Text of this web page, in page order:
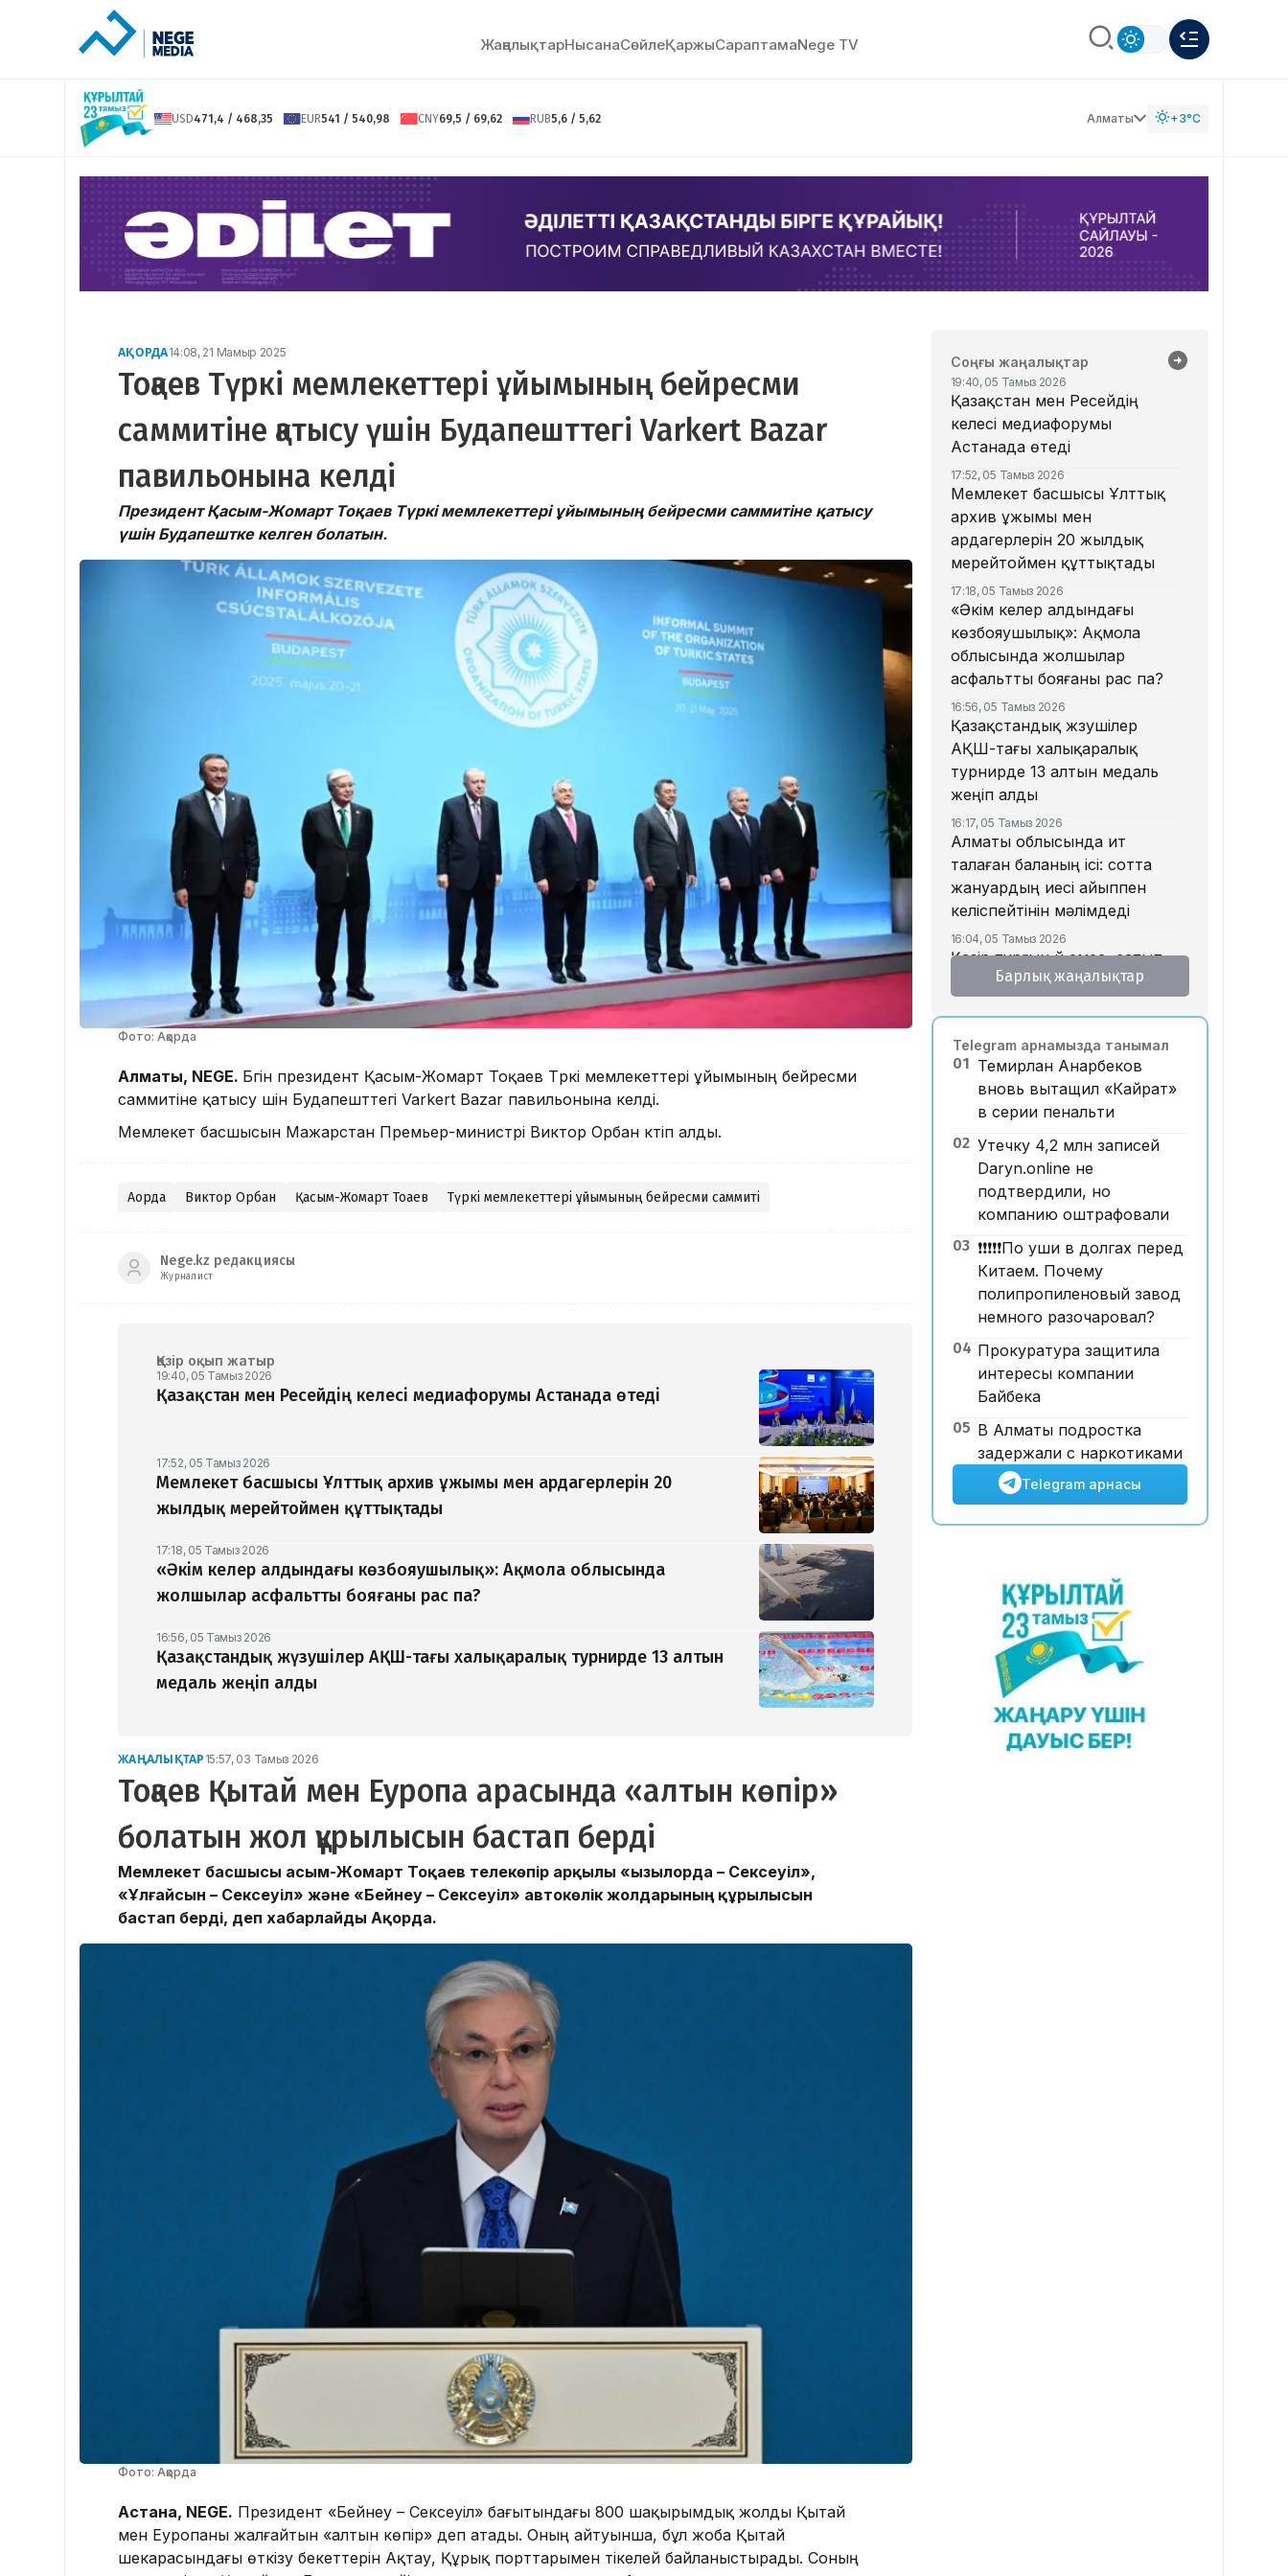
ЖаңалықтарНысанаСөйлeҚаржыСараптамаNege TV
USD471,4 / 468,35 EUR541 / 540,98 CNY69,5 / 69,62 RUB5,6 / 5,62 Алматы +3°C
АҚОРДА14:08, 21 Мамыр 2025
Тоқаев Түркі мемлекеттері ұйымының бейресми
саммитіне қатысу үшін Будапешттегі Varkert Bazar
павильонына келді
Президент Қасым-Жомарт Тоқаев Түркі мемлекеттері ұйымының бейресми саммитіне қатысу
үшін Будапештке келген болатын.
Фото: Ақорда
Алматы, NEGE. Бүгін президент Қасым-Жомарт Тоқаев Түркі мемлекеттері ұйымының бейресми
саммитіне қатысу үшін Будапешттегі Varkert Bazar павильонына келді.
Мемлекет басшысын Мажарстан Премьер-министрі Виктор Орбан күтіп алды.
Ақорда Виктор Орбан Қасым-Жомарт Тоқаев Түркі мемлекеттері ұйымының бейресми саммиті
Nege.kz редакциясы
Журналист
Қазір оқып жатыр
19:40, 05 Тамыз 2026
Қазақстан мен Ресейдің келесі медиафорумы Астанада өтеді
17:52, 05 Тамыз 2026
Мемлекет басшысы Ұлттық архив ұжымы мен ардагерлерін 20
жылдық мерейтоймен құттықтады
17:18, 05 Тамыз 2026
«Әкім келер алдындағы көзбояушылық»: Ақмола облысында
жолшылар асфальтты бояғаны рас па?
16:56, 05 Тамыз 2026
Қазақстандық жүзушілер АҚШ-тағы халықаралық турнирде 13 алтын
медаль жеңіп алды
ЖАҢАЛЫҚТАР 15:57, 03 Тамыз 2026
Тоқаев Қытай мен Еуропа арасында «алтын көпір»
болатын жол құрылысын бастап берді
Мемлекет басшысы Қасым-Жомарт Тоқаев телекөпір арқылы «Қызылорда – Сексеуіл»,
«Ұлғайсын – Сексеуіл» және «Бейнеу – Сексеуіл» автокөлік жолдарының құрылысын
бастап берді, деп хабарлайды Ақорда.
Фото: Ақорда
Астана, NEGE. Президент «Бейнеу – Сексеуіл» бағытындағы 800 шақырымдық жолды Қытай
мен Еуропаны жалғайтын «алтын көпір» деп атады. Оның айтуынша, бұл жоба Қытай
шекарасындағы өткізу бекеттерін Ақтау, Құрық порттарымен тікелей байланыстырады. Соның
Соңғы жаңалықтар
19:40, 05 Тамыз 2026
Қазақстан мен Ресейдің
келесі медиафорумы
Астанада өтеді
17:52, 05 Тамыз 2026
Мемлекет басшысы Ұлттық
архив ұжымы мен
ардагерлерін 20 жылдық
мерейтоймен құттықтады
17:18, 05 Тамыз 2026
«Әкім келер алдындағы
көзбояушылық»: Ақмола
облысында жолшылар
асфальтты бояғаны рас па?
16:56, 05 Тамыз 2026
Қазақстандық жүзушілер
АҚШ-тағы халықаралық
турнирде 13 алтын медаль
жеңіп алды
16:17, 05 Тамыз 2026
Алматы облысында ит
талаған баланың ісі: сотта
жануардың иесі айыппен
келіспейтінін мәлімдеді
16:04, 05 Тамыз 2026
Қазір тұрғын үй емес, сатып
алушы тапшы – қаржыгер
құрсақ ана туралы не білеміз?
15:15, 05 Тамыз 2026
Дастан Сәтпаевтың
«Челсидегі» дебюттік голы
үздік деп танылды
14:32, 05 Тамыз 2026
Құлсарылықтар көпқабатты
тұрғын үйлерде жылан пайда
болғанын айтып, дабыл
қағуда
14:24, 05 Тамыз 2026
Түсім өсіп, пайда жоғалған. Air
Astana НЕГЕ 21 млн доллар
шығынға батты?
Барлық жаңалықтар
Telegram арнамызда танымал
01 Темирлан Анарбеков
вновь вытащил «Кайрат»
в серии пенальти
02 Утечку 4,2 млн записей
Daryn.online не
подтвердили, но
компанию оштрафовали
03 ❗️❗️❗️❗️❗️По уши в долгах перед
Китаем. Почему
полипропиленовый завод
немного разочаровал?
04 Прокуратура защитила
интересы компании
Байбека
05 В Алматы подростка
задержали с наркотиками
Telegram арнасы